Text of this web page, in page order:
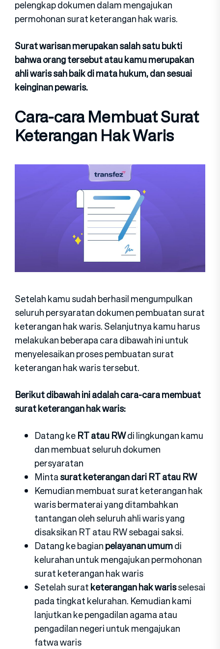
pelengkap dokumen dalam mengajukan
permohonan surat keterangan hak waris.
Surat warisan merupakan salah satu bukti
bahwa orang tersebut atau kamu merupakan
ahli waris sah baik di mata hukum, dan sesuai
keinginan pewaris.
Cara-cara Membuat Surat
Keterangan Hak Waris
Setelah kamu sudah berhasil mengumpulkan
seluruh persyaratan dokumen pembuatan surat
keterangan hak waris. Selanjutnya kamu harus
melakukan beberapa cara dibawah ini untuk
menyelesaikan proses pembuatan surat
keterangan hak waris tersebut.
Berikut dibawah ini adalah cara-cara membuat
surat keterangan hak waris:
Datang keRT atau RWdi lingkungan kamu
dan membuat seluruh dokumen
persyaratan
Mintasurat keterangan dari RT atau RW
Kemudian membuat surat keterangan hak
waris bermaterai yang ditambahkan
tantangan oleh seluruh ahli waris yang
disaksikan RT atau RW sebagai saksi.
Datang ke bagianpelayanan umumdi
kelurahan untuk mengajukan permohonan
surat keterangan hak waris
Setelah suratketerangan hak warisselesai
pada tingkat kelurahan. Kemudian kami
lanjutkan ke pengadilan agama atau
pengadilan negeri untuk mengajukan
fatwa waris